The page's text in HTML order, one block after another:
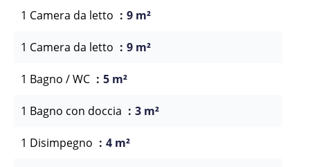
1 Camera da letto 9 m²
1 Camera da letto 9 m²
1 Bagno / WC 5 m²
1 Bagno con doccia 3 m²
1 Disimpegno 4 m²